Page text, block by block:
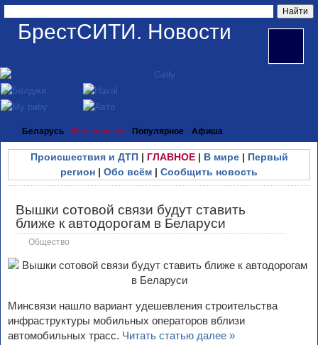
БрестСИТИ. Новости
Беларусь Все новости Популярное Афиша
Происшествия и ДТП| ГЛАВНОЕ| В мире| Первый
регион | Обо всём | Сообщить новость
Вышки сотовой связи будут ставить
ближе к автодорогам в Беларуси
Общество
Минсвязи нашло вариант удешевления строительства
инфраструктуры мобильных операторов вблизи
автомобильных трасс. Читать статью далее »